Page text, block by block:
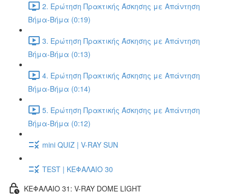
2. Ερώτηση Πρακτικής Άσκησης με Απάντηση
Βήμα-Βήμα (0:19)
3. Ερώτηση Πρακτικής Άσκησης με Απάντηση
Βήμα-Βήμα (0:13)
4. Ερώτηση Πρακτικής Άσκησης με Απάντηση
Βήμα-Βήμα (0:14)
5. Ερώτηση Πρακτικής Άσκησης με Απάντηση
Βήμα-Βήμα (0:12)
mini QUIZ | V-RAY SUN
TEST | ΚΕΦΑΛΑΙΟ 30
ΚΕΦΑΛΑΙΟ 31: V-RAY DOME LIGHT